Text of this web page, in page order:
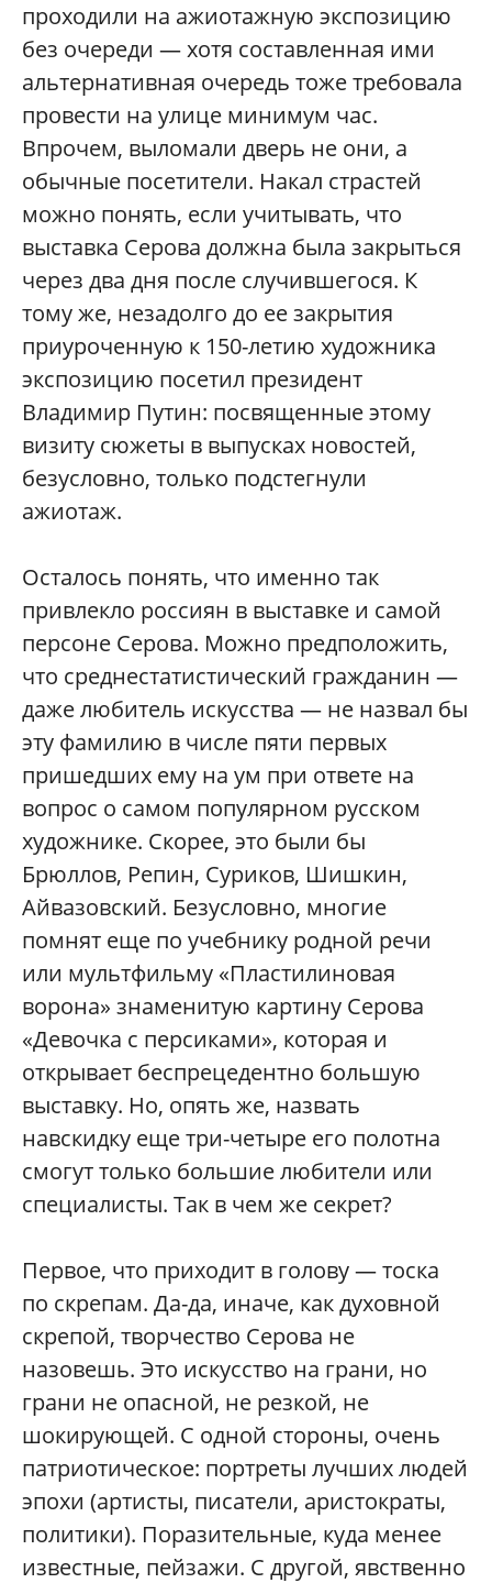
проходили на ажиотажную экспозицию
без очереди — хотя составленная ими
альтернативная очередь тоже требовала
провести на улице минимум час.
Впрочем, выломали дверь не они, а
обычные посетители. Накал страстей
можно понять, если учитывать, что
выставка Серова должна была закрыться
через два дня после случившегося. К
тому же, незадолго до ее закрытия
приуроченную к 150-летию художника
экспозицию посетил президент
Владимир Путин: посвященные этому
визиту сюжеты в выпусках новостей,
безусловно, только подстегнули
ажиотаж.
Осталось понять, что именно так
привлекло россиян в выставке и самой
персоне Серова. Можно предположить,
что среднестатистический гражданин —
даже любитель искусства — не назвал бы
эту фамилию в числе пяти первых
пришедших ему на ум при ответе на
вопрос о самом популярном русском
художнике. Скорее, это были бы
Брюллов, Репин, Суриков, Шишкин,
Айвазовский. Безусловно, многие
помнят еще по учебнику родной речи
или мультфильму «Пластилиновая
ворона» знаменитую картину Серова
«Девочка с персиками», которая и
открывает беспрецедентно большую
выставку. Но, опять же, назвать
навскидку еще три-четыре его полотна
смогут только большие любители или
специалисты. Так в чем же секрет?
Первое, что приходит в голову — тоска
по скрепам. Да-да, иначе, как духовной
скрепой, творчество Серова не
назовешь. Это искусство на грани, но
грани не опасной, не резкой, не
шокирующей. С одной стороны, очень
патриотическое: портреты лучших людей
эпохи (артисты, писатели, аристократы,
политики). Поразительные, куда менее
известные, пейзажи. С другой, явственно